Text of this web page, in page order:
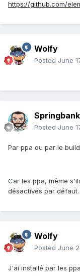
https://github.com/
Wolfy
Posted June
Springbank
Posted June
Par ppa ou par le
Car les ppa, même
désactivés par défaut.
Wolfy
Posted June
J'ai installé par les ppa